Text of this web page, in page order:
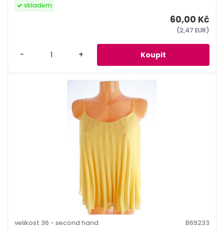
60,00 Kč
(2,47 EUR)
skladem
- +
velikost 36 - second hand B69233